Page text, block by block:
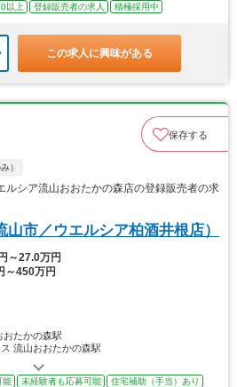
以上 登録販売者の求人 積極採用中
この求人に興味がある
保存する
）
シア流山おおたかの森店の登録販売者の求
市／ウエルシア柏酒井根店）
～27.0万円
～450万円
おたかの森駅
流山おおたかの森駅
能 未経験者も応募可能
住宅補助（手当）あり